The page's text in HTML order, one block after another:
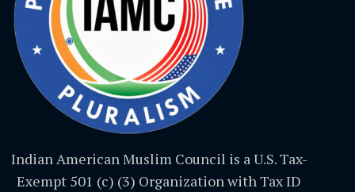
Indian American Muslim Council is a U.S. Tax-
Exempt 501 (c) (3) Organization with Tax ID